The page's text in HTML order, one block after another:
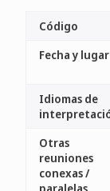
Código
Fecha y lugar
Idiomas de
Otras
reuniones
conexas /